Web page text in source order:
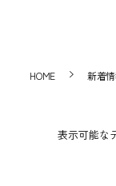
HOME 新着
表示可能な